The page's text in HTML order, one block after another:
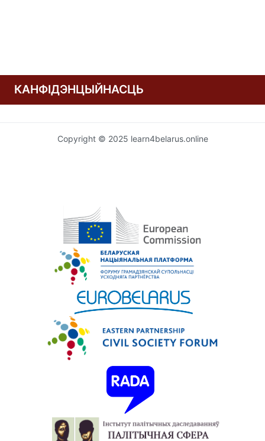
КАНФІДЭНЦЫЙНАСЦЬ
Copyright © 2025 learn4belarus.online